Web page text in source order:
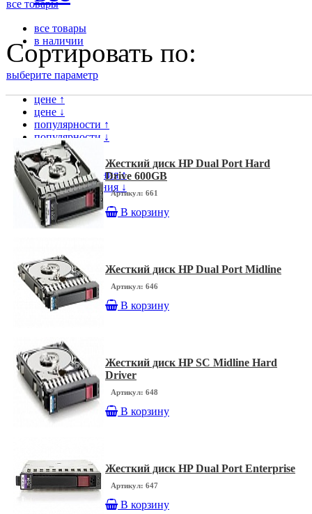
все товары
все товары
в наличии
Сортировать по:
выберите параметр
цене ↑
цене ↓
популярности ↑
популярности ↓
модели ↑
модели ↓
дате поступления ↑
дате поступления ↓
Жесткий диск HP Dual Port Hard
Drive 600GB
Артикул: 661
В корзину
Жесткий диск HP Dual Port Midline
Артикул: 646
В корзину
Жесткий диск HP SC Midline Hard
Driver
Артикул: 648
В корзину
Жесткий диск HP Dual Port Enterprise
Артикул: 647
В корзину